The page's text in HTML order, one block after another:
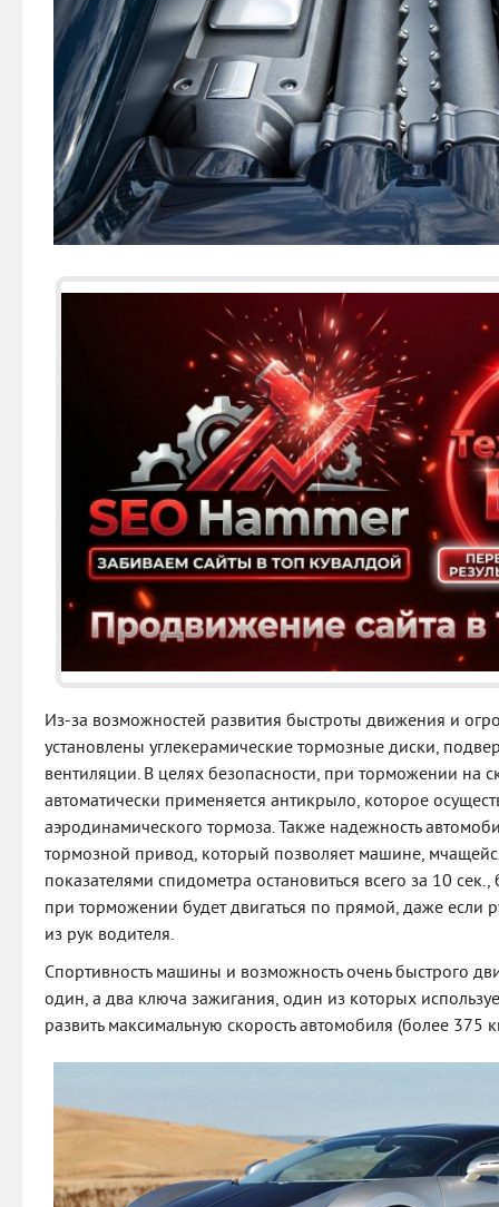
Из-за возможностей развития быстроты движения и
установлены углекерамические тормозные диски,
вентиляции. В целях безопасности, при торможении на
автоматически применяется антикрыло, которое
аэродинамического тормоза. Также надежность
тормозной привод, который позволяет машине,
показателями спидометра остановиться всего за 10
при торможении будет двигаться по прямой, даже если
из рук водителя.
Спортивность машины и возможность очень быстрого
один, а два ключа зажигания, один из которых
развить максимальную скорость автомобиля (более 375